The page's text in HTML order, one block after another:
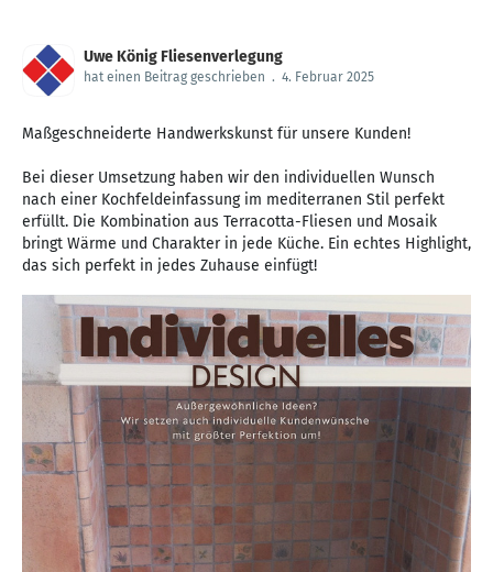
Uwe König Fliesenverlegung
hat einen Beitrag geschrieben . 4. Februar 2025
Maßgeschneiderte Handwerkskunst für unsere Kunden!
Bei dieser Umsetzung haben wir den individuellen Wunsch
nach einer Kochfeldeinfassung im mediterranen Stil perfekt
erfüllt. Die Kombination aus Terracotta-Fliesen und Mosaik
bringt Wärme und Charakter in jede Küche. Ein echtes Highlight,
das sich perfekt in jedes Zuhause einfügt!